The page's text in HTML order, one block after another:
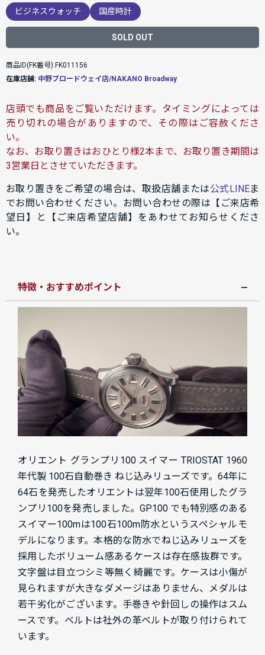
ビジネスウォッチ 国産時計
SOLD OUT
商品ID(FK番号):FK011156
在庫店舗: 中野ブロードウェイ店/NAKANO Broadway
店頭でも商品をご覧いただけます。タイミングによっては
売り切れの場合がありますので、その際はご容赦くださ
い。
なお、お取り置きはおひとり様2本まで、お取り置き期間は
3営業日とさせていただきます。
お取り置きをご希望の場合は、取扱店舗または公式LINEま
でお問い合わせください。お問い合わせの際は【ご来店希
望日】と【ご来店希望店舗】をあわせてお知らせくださ
い。
特徴・おすすめポイント
オリエント グランプリ100 スイマー TRIOSTAT 1960
年代製 100石自動巻き ねじ込みリューズです。64年に
64石を発売したオリエントは翌年100石使用したグラ
ンプリ100を発売しました。GP100 でも特別感のある
スイマー100mは100石100m防水というスペシャルモ
デルになります。本格的な防水でねじ込みリューズを
採用したボリューム感あるケースは存在感抜群です。
文字盤は目立つシミ等無く綺麗です。ケースは小傷が
見られますが大きなダメージはありません、メダルは
若干劣化がございます。手巻きや針回しの操作はスム
ースです。ベルトは社外の革ベルトが取り付けられて
います。